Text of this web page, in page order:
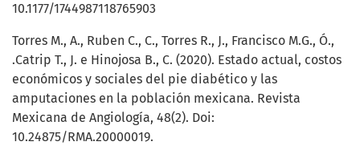
10.1177/1744987118765903
Torres M., A., Ruben C., C., Torres R., J., Francisco M.G., Ó.,
.Catrip T., J. e Hinojosa B., C. (2020). Estado actual, costos
económicos y sociales del pie diabético y las
amputaciones en la población mexicana. Revista
Mexicana de Angiología, 48(2). Doi:
10.24875/RMA.20000019.